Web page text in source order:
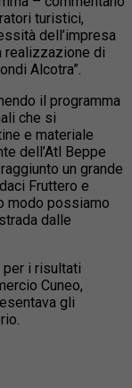
turistici,
dell’impresa
realizzazione di
Alcotra”.
il programma
che si
e materiale
dell’Atl Beppe
un grande
Fruttero e
modo possiamo
dalle
per i risultati
Cuneo,
gli